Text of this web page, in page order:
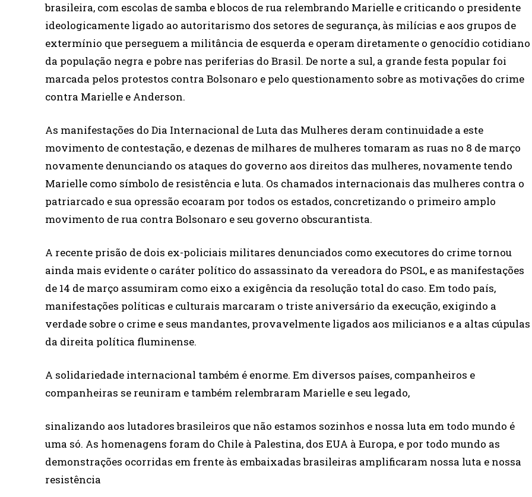
brasileira, com escolas de samba e blocos de rua relembrando Marielle e criticando o presidente
ideologicamente ligado ao autoritarismo dos setores de segurança, às milícias e aos grupos de
extermínio que perseguem a militância de esquerda e operam diretamente o genocídio cotidiano
da população negra e pobre nas periferias do Brasil. De norte a sul, a grande festa popular foi
marcada pelos protestos contra Bolsonaro e pelo questionamento sobre as motivações do crime
contra Marielle e Anderson.
As manifestações do Dia Internacional de Luta das Mulheres deram continuidade a este
movimento de contestação, e dezenas de milhares de mulheres tomaram as ruas no 8 de março
novamente denunciando os ataques do governo aos direitos das mulheres, novamente tendo
Marielle como símbolo de resistência e luta. Os chamados internacionais das mulheres contra o
patriarcado e sua opressão ecoaram por todos os estados, concretizando o primeiro amplo
movimento de rua contra Bolsonaro e seu governo obscurantista.
A recente prisão de dois ex-policiais militares denunciados como executores do crime tornou
ainda mais evidente o caráter político do assassinato da vereadora do PSOL, e as manifestações
de 14 de março assumiram como eixo a exigência da resolução total do caso. Em todo país,
manifestações políticas e culturais marcaram o triste aniversário da execução, exigindo a
verdade sobre o crime e seus mandantes, provavelmente ligados aos milicianos e a altas cúpulas
da direita política fluminense.
A solidariedade internacional também é enorme. Em diversos países, companheiros e
companheiras se reuniram e também relembraram Marielle e seu legado,
sinalizando aos lutadores brasileiros que não estamos sozinhos e nossa luta em todo mundo é
uma só. As homenagens foram do Chile à Palestina, dos EUA à Europa, e por todo mundo as
demonstrações ocorridas em frente às embaixadas brasileiras amplificaram nossa luta e nossa
resistência